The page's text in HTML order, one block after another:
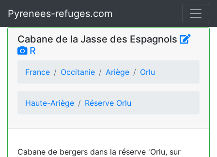
Pyrenees-refuges.com
Cabane de la Jasse des Espagnols
R
France Occitanie Ariège Orlu
Haute-Ariège Réserve Orlu
Cabane de bergers dans la réserve 'Orlu, sur